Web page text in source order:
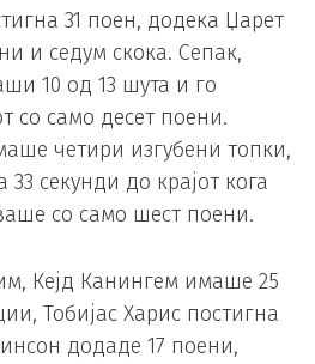
31 поен, додека Џарет
и седум скока. Сепак,
10 од 13 шута и го
со само десет поени.
четири изгубени топки,
33 секунди до крајот кога
со само шест поени.
Кејд Канингем имаше 25
Тобијас Харис постигна
додаде 17 поени,